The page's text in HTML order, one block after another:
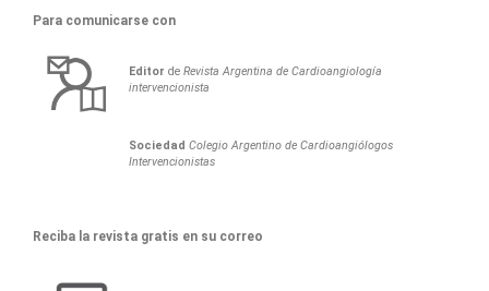
Para comunicarse con
Editor deRevista Argentina de Cardioangiología
intervencionista
Sociedad Colegio Argentino de Cardioangiólogos
Intervencionistas
Reciba la revista gratis en su correo